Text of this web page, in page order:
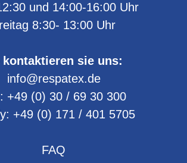
und 14:00-16:00 Uhr
8:30- 13:00 Uhr
kontaktieren sie uns:
info@respatex.de
+49 (0) 30 / 69 30 300
+49 (0) 171 / 401 5705
FAQ